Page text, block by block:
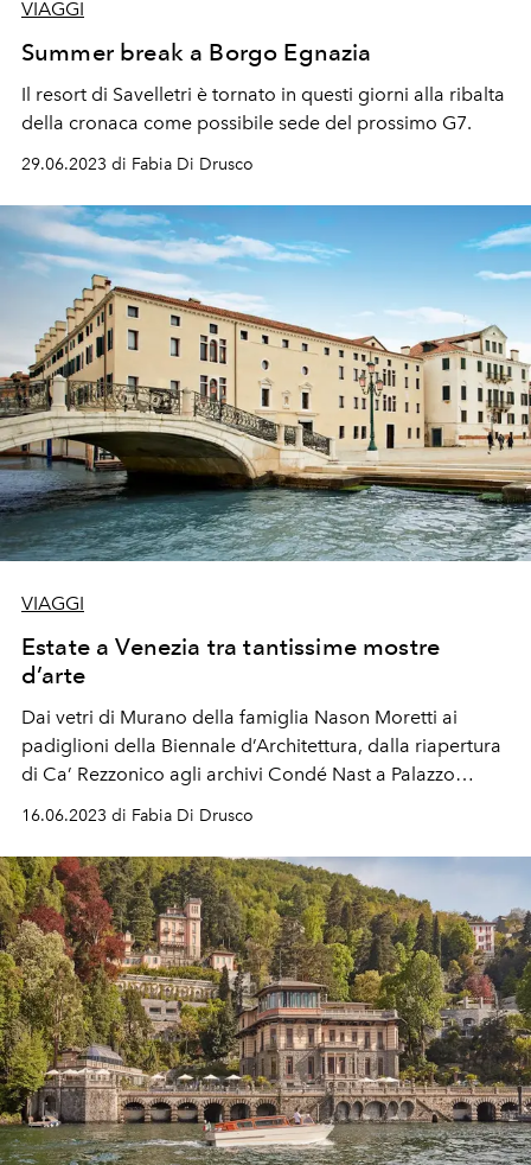
VIAGGI
Summer break a Borgo Egnazia
Il resort di Savelletri è tornato in questi giorni alla ribalta
della cronaca come possibile sede del prossimo G7.
29.06.2023 di Fabia Di Drusco
VIAGGI
Estate a Venezia tra tantissime mostre
d’arte
Dai vetri di Murano della famiglia Nason Moretti ai
padiglioni della Biennale d’Architettura, dalla riapertura
di Ca’ Rezzonico agli archivi Condé Nast a Palazzo
Grassi: per gli appassionati d’arte Venezia è una festa.
16.06.2023 di Fabia Di Drusco